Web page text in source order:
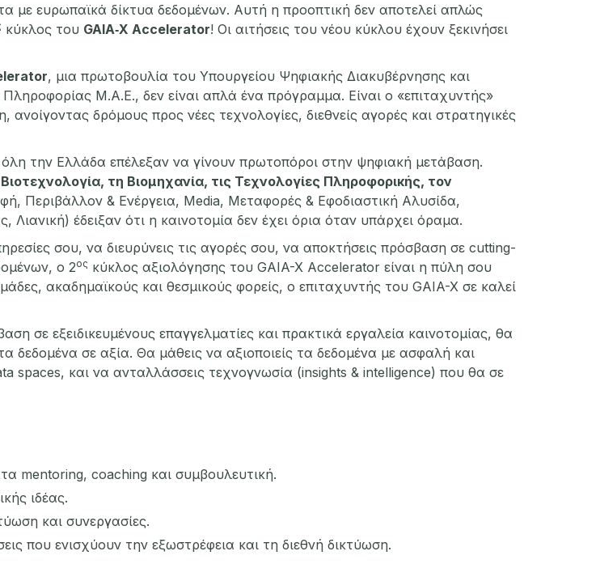
με ευρωπαϊκά δίκτυα δεδομένων. Αυτή η προοπτική δεν αποτελεί απλώς
κύκλος του GAIA‑X Accelerator! Οι αιτήσεις του νέου κύκλου έχουν ξεκινήσει
, μια πρωτοβουλία του Υπουργείου Ψηφιακής Διακυβέρνησης και
Μ.Α.Ε., δεν είναι απλά ένα πρόγραμμα. Είναι ο «επιταχυντής»
δρόμους προς νέες τεχνολογίες, διεθνείς αγορές και στρατηγικές
την Ελλάδα επέλεξαν να γίνουν πρωτοπόροι στην ψηφιακή μετάβαση.
τη Βιομηχανία, τις Τεχνολογίες Πληροφορικής, τον
Περιβάλλον & Ενέργεια, Media, Μεταφορές & Εφοδιαστική Αλυσίδα,
έδειξαν ότι η καινοτομία δεν έχει όρια όταν υπάρχει όραμα.
σου, να διευρύνεις τις αγορές σου, να αποκτήσεις πρόσβαση σε cutting-
ο 2ος κύκλος αξιολόγησης του GAIA-X Accelerator είναι η πύλη σου
ακαδημαϊκούς και θεσμικούς φορείς, ο επιταχυντής του GAIA-X σε καλεί
σε εξειδικευμένους επαγγελματίες και πρακτικά εργαλεία καινοτομίας, θα
δεδομένα σε αξία. Θα μάθεις να αξιοποιείς τα δεδομένα με ασφαλή και
spaces, και να ανταλλάσσεις τεχνογνωσία (insights & intelligence) που θα σε
mentoring, coaching και συμβουλευτική.
ιδέας.
και συνεργασίες.
που ενισχύουν την εξωστρέφεια και τη διεθνή δικτύωση.